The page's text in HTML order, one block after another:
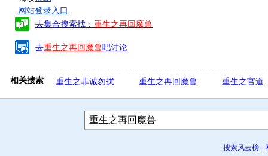
网站登录入口
去集合搜索找： 重生之再回魔兽
去重生之再回魔兽吧讨论
相关搜索 重生之非诚勿扰 重生之再回魔兽 重生之官道
搜索风云榜 -